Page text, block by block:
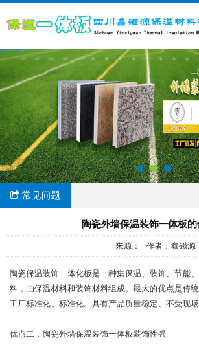
常见问题
陶瓷外墙保温装饰一体板的
来源： 作者：鑫磁源
陶瓷保温装饰一体化板是一种集保温、装饰、节能
料，由保温材料和装饰材料组成。最大的优点是传
工厂标准化、标准化。具有产品质量稳定、不受现场
优点二：陶瓷外墙保温装饰一体板装饰性强